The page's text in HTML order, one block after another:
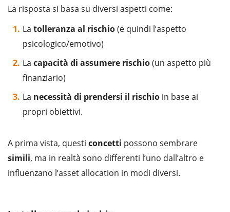
La risposta si basa su diversi aspetti come:
Latolleranza al rischio(e quindi l’aspetto
psicologico/emotivo)
Lacapacità di assumere rischio(un aspetto più
finanziario)
La necessità di prendersi il rischio in base ai
propri obiettivi.
A prima vista, questi concetti possono sembrare
simili, ma in realtà sono differenti l’uno dall’altro e
influenzano l’asset allocation in modi diversi.